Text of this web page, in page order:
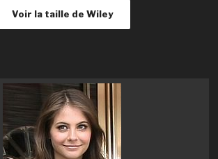
Voir la taille de Wiley